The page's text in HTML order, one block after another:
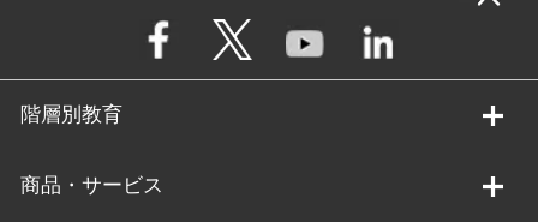
階層別教育
商品・サービス